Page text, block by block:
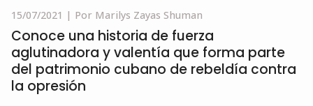
15/07/2021 | Por Marilys Zayas Shuman
Conoce una historia de fuerza
aglutinadora y valentía que forma parte
del patrimonio cubano de rebeldía contra
la opresión